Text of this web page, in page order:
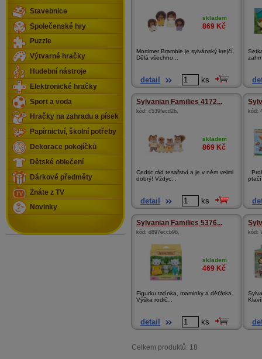
skladem
869 Kč
Mortimer Bramble je sylvánský krejčí.
Dělá všechno...
detail ks
Sylvanian Families 4172...
kód: c539fecd2b,
skladem
869 Kč
Cedric rád tesařství a je v něm velmi
dobrý! Vždyc...
detail ks
kód:
Sylvanian Families 5376...
kód: d897eccb96,
skladem
469 Kč
Figurku tatínka, maminky a děťátka.
Výška rodič...
detail ks
kód:
Celkem produktů: 18
Stavebnice
Společenské hry
Puzzle
Výtvarné hračky
Hudební nástroje
Elektronické hračky
Sport a voda
Hračky na zahradu a písek
Papírnictví, školní potřeby
Dekorace pokojíčků
Dětské oblečení
Dárkové předměty
Znáte z TV
Novinky